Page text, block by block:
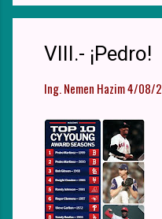
VIII.- ¡Pedro!
Ing. Nemen Hazim4/08/